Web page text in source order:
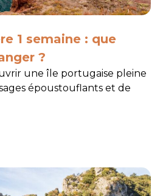
1 semaine : que
?
une île portugaise pleine
époustouflants et de